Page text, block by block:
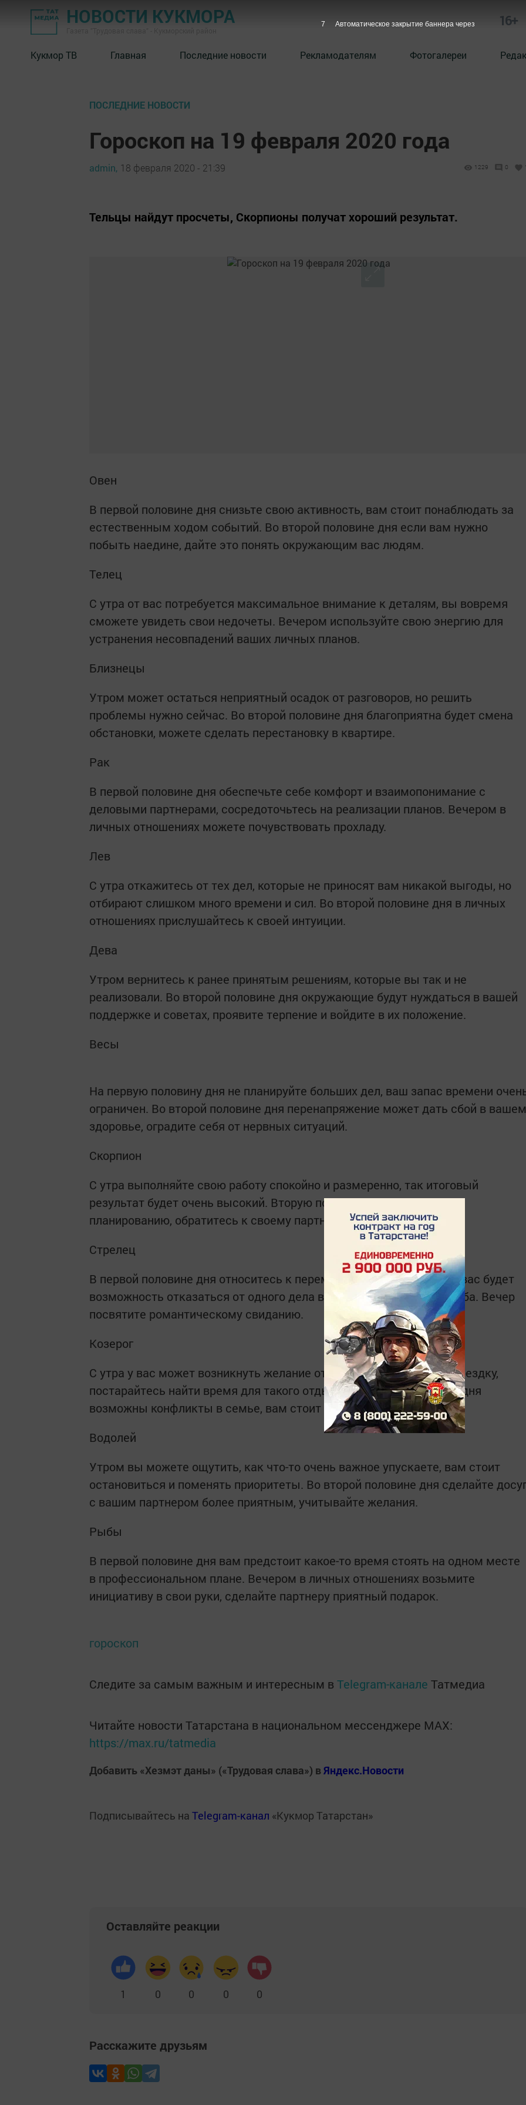
НОВОСТИ КУКМОРА 16+
Кукмор ТВ Главная Последние новости Рекламодателям Фотогалереи
ПОСЛЕДНИЕ НОВОСТИ
Гороскоп на 19 февраля 2020 года
admin, 18 февраля 2020 - 21:39 1229 0
Тельцы найдут просчеты, Скорпионы получат хороший результат.
Овен
В первой половине дня снизьте свою активность, вам стоит понаблюдать за
естественным ходом событий. Во второй половине дня если вам нужно
побыть наедине, дайте это понять окружающим вас людям.
Телец
С утра от вас потребуется максимальное внимание к деталям, вы вовремя
сможете увидеть свои недочеты. Вечером используйте свою энергию для
устранения несовпадений ваших личных планов.
Близнецы
Утром может остаться неприятный осадок от разговоров, но решить
проблемы нужно сейчас. Во второй половине дня благоприятна будет смена
обстановки, можете сделать перестановку в квартире.
Рак
В первой половине дня обеспечьте себе комфорт и взаимопонимание с
деловыми партнерами, сосредоточьтесь на реализации планов. Вечером в
личных отношениях можете почувствовать прохладу.
Лев
С утра откажитесь от тех дел, которые не приносят вам никакой выгоды, но
отбирают слишком много времени и сил. Во второй половине дня в личных
отношениях прислушайтесь к своей интуиции.
Дева
Утром вернитесь к ранее принятым решениям, которые вы так и не
реализовали. Во второй половине дня окружающие будут нуждаться в вашей
поддержке и советах, проявите терпение и войдите в их положение.
Весы
На первую половину дня не планируйте больших дел, ваш запас времени
ограничен. Во второй половине дня перенапряжение может дать сбой в вашем
здоровье, оградите себя от нервных ситуаций.
Скорпион
С утра выполняйте свою работу спокойно и размеренно, так итоговый
результат будет очень высокий. Вторую половину дня посвятите
планированию, обратитесь к своему партнеру за советом.
Стрелец
В первой половине дня относитесь к переменам более спокойно, у вас будет
возможность отказаться от одного дела в пользу другого без ущерба. Вечер
посвятите романтическому свиданию.
Козерог
С утра у вас может возникнуть желание отправиться в приятную поездку,
постарайтесь найти время для такого отдыха. Во второй половине дня
возможны конфликты в семье, вам стоит что-то поменять.
Водолей
Утром вы можете ощутить, как что-то очень важное упускаете, вам стоит
остановиться и поменять приоритеты. Во второй половине дня сделайте
с вашим партнером более приятным, учитывайте желания.
Рыбы
В первой половине дня вам предстоит какое-то время стоять на одном месте
в профессиональном плане. Вечером в личных отношениях возьмите
инициативу в свои руки, сделайте партнеру приятный подарок.
гороскоп
Следите за самым важным и интересным в Telegram-канале Татмедиа
Читайте новости Татарстана в национальном мессенджере MАХ:
https://max.ru/tatmedia
Добавить «Хезмэт даны» («Трудовая слава») вЯндекс.Новости
Подписывайтесь на Telegram-канал «Кукмор Татарстан»
Оставляйте реакции
1 0 0 0 0
Расскажите друзьям
6 Автоматическое закрытие баннера через